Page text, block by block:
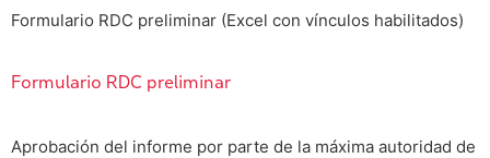
Formulario RDC preliminar (Excel con vínculos habilitados)
Formulario RDC preliminar
Aprobación del informe por parte de la máxima autoridad de